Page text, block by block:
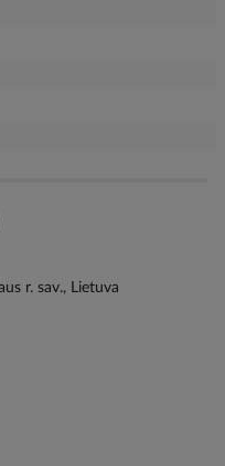
r. sav., Lietuva